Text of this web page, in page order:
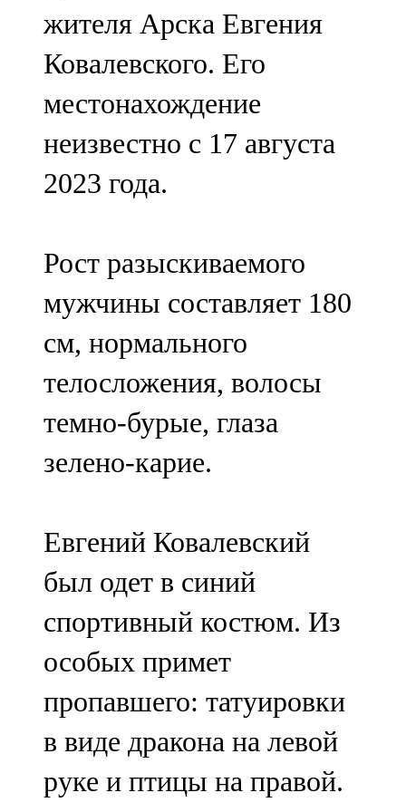
107,8 FM
Теләче
106,1 FM
Түбән Кама
102,6 FM
107,7 FM
Чистай
103,0 FM
Чүпрәле
91,0 FM
Шәмәрдән
Яңа чишмә
107,0 FM
Яр Чаллы
105,5 FM
жителя Арска Евгения
Ковалевского. Его
местонахождение
неизвестно с 17 августа
2023 года.
Рост разыскиваемого
мужчины составляет 180
см, нормального
телосложения, волосы
темно-бурые, глаза
зелено-карие.
Евгений Ковалевский
был одет в синий
спортивный костюм. Из
особых примет
пропавшего: татуировки
в виде дракона на левой
руке и птицы на правой.